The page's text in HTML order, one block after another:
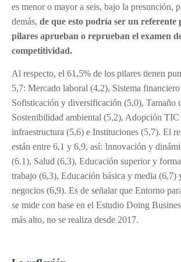
es menor o mayor a seis, bajo la presunción,
demás, de que esto podría ser un referente
pilares aprueban o reprueban el examen
competitividad.
Al respecto, el 61,5% de los pilares tienen
5,7: Mercado laboral (4,2), Sistema
Sofisticación y diversificación (5,0), Tamaño
Sostenibilidad ambiental (5,2), Adopción TIC
infraestructura (5,6) e Instituciones (5,7). El
están entre 6,1 y 6,9, así: Innovación y
(6.1), Salud (6,3), Educación superior y
trabajo (6,3), Educación básica y media (6,7)
negocios (6,9). Es de señalar que Entorno
se mide con base en el Estudio Doing
más alto, no se realiza desde 2017.